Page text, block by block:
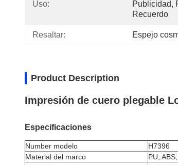
Uso:
Publicidad,
Recuerdo
Resaltar: Espejo
Product Description
Impresión de cuero plegable
Especificaciones
Number modelo
H7396
Material del marco
PU,